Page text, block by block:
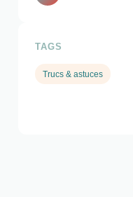
TAGS
Trucs & astuces